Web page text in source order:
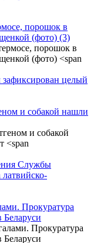
порошок в
(фото) (3)
целый
и собакой нашли
Службы
Прокуратура
Беларуси